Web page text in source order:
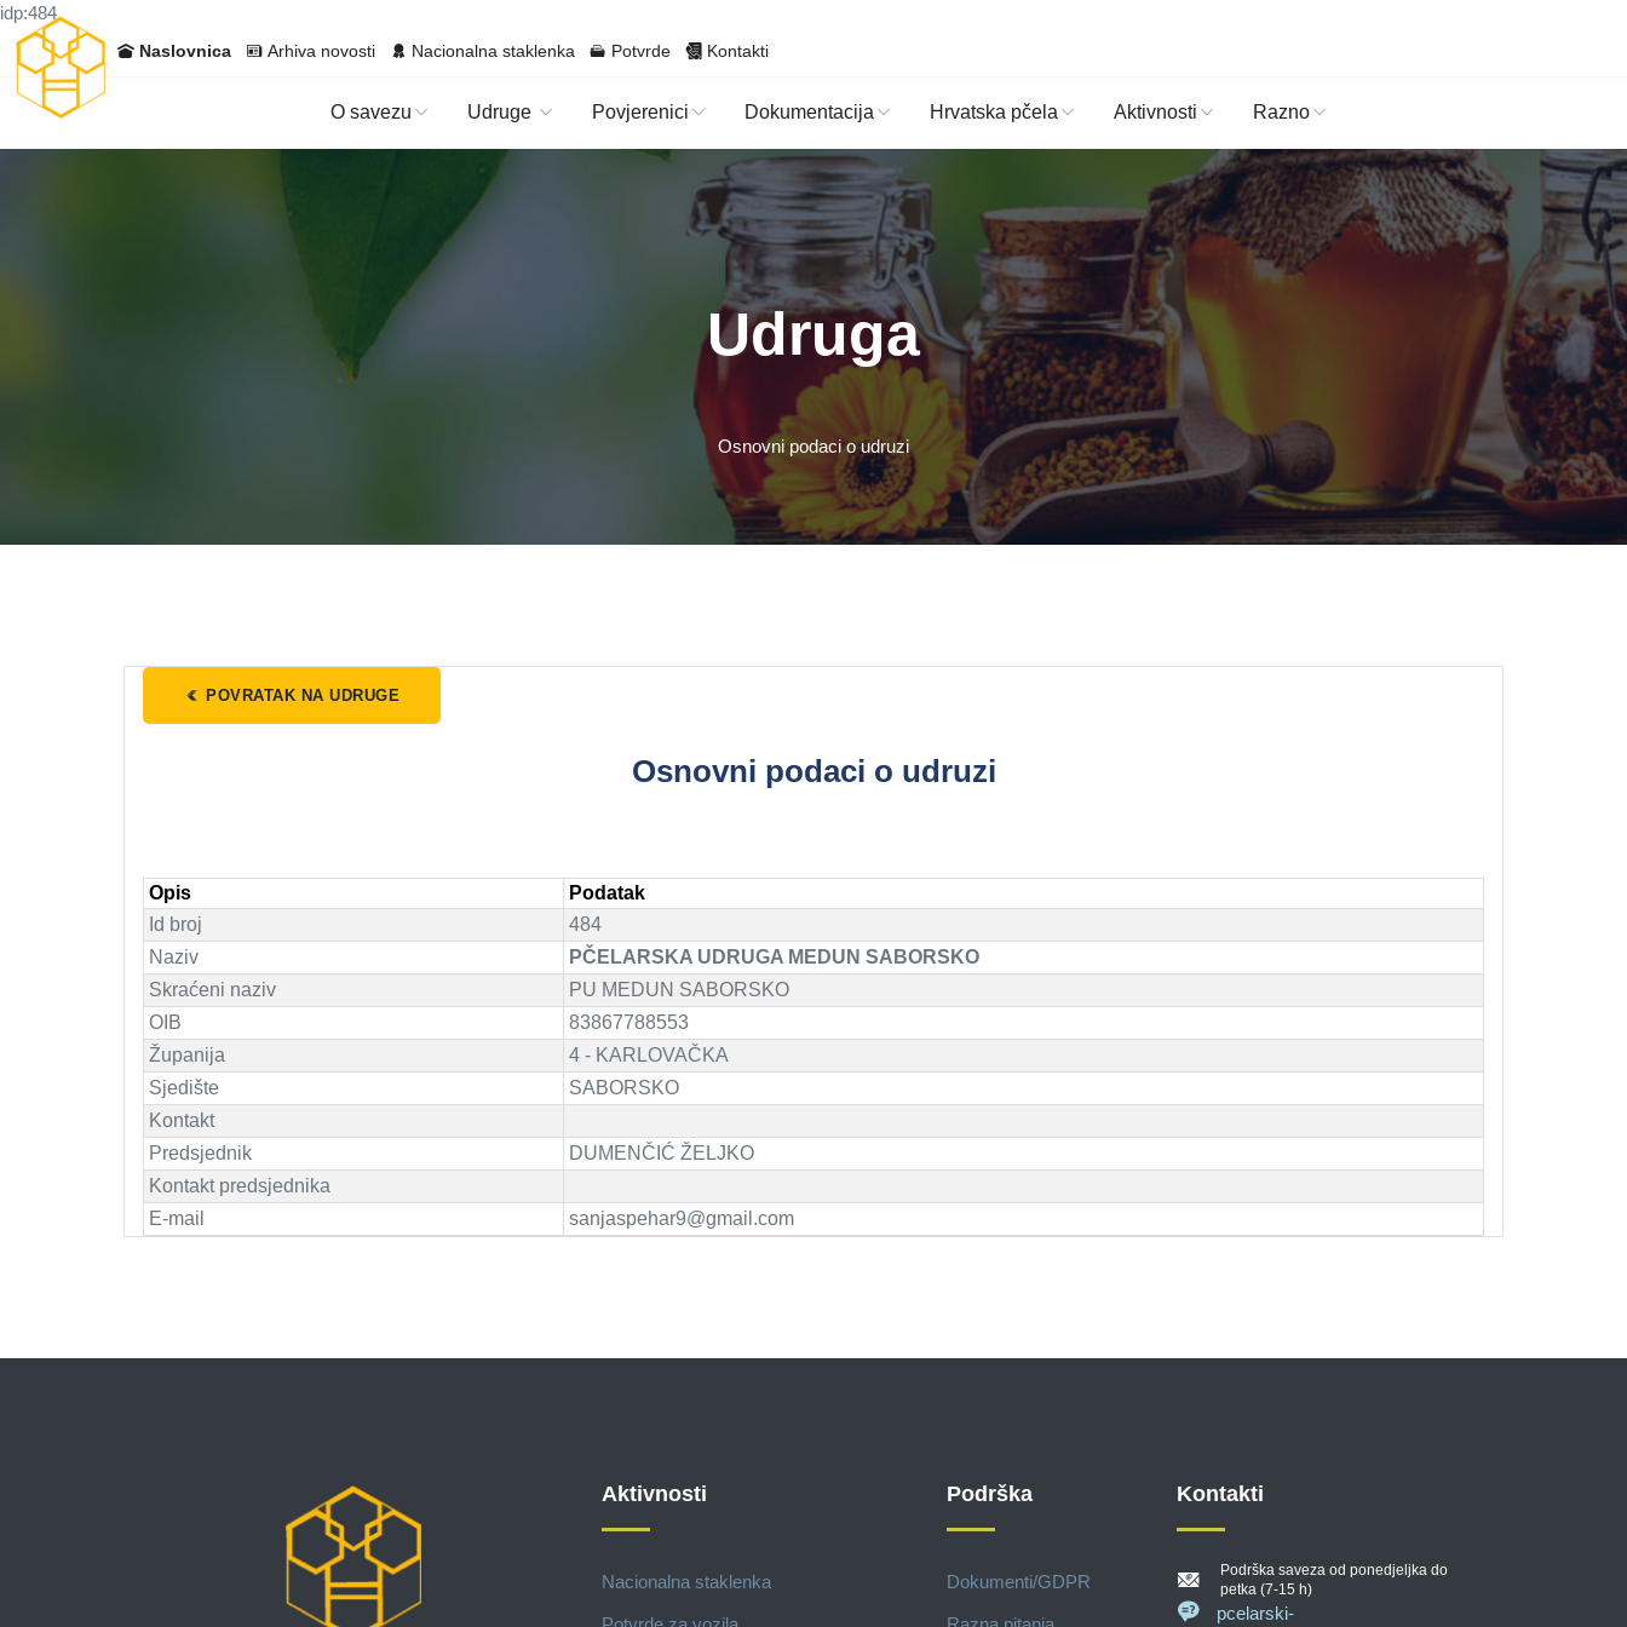
idp:484
Naslovnica Arhiva novosti Nacionalna staklenka Potvrde Kontakti
O savezu Udruge Povjerenici Dokumentacija Hrvatska pčela Aktivnosti Razno
Udruga
Osnovni podaci o udruzi
POVRATAK NA UDRUGE
Osnovni podaci o udruzi
Opis
Podatak
Id broj
484
Naziv
PČELARSKA UDRUGA MEDUN SABORSKO
Skraćeni naziv
PU MEDUN SABORSKO
OIB
83867788553
Županija
4 - KARLOVAČKA
Sjedište
SABORSKO
Kontakt
Predsjednik
DUMENČIĆ ŽELJKO
Kontakt predsjednika
E-mail
sanjaspehar9@gmail.com
Aktivnosti
Nacionalna staklenka
Podrška
Dokumenti/GDPR
Kontakti
Podrška saveza od ponedjeljka do
petka (7-15 h)
pcelarski-